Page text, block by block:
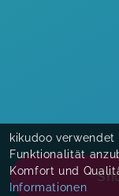
kikudoo
Funktionalität
Komfort und
Informationen